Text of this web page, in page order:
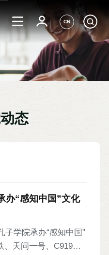
CN
态
办“感知中国”文化
子学院承办“感知中国”
、天问一号、C919大